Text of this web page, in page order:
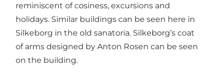
reminiscent of cosiness, excursions and
holidays. Similar buildings can be seen here in
Silkeborg in the old sanatoria. Silkeborg’s coat
of arms designed by Anton Rosen can be seen
on the building.